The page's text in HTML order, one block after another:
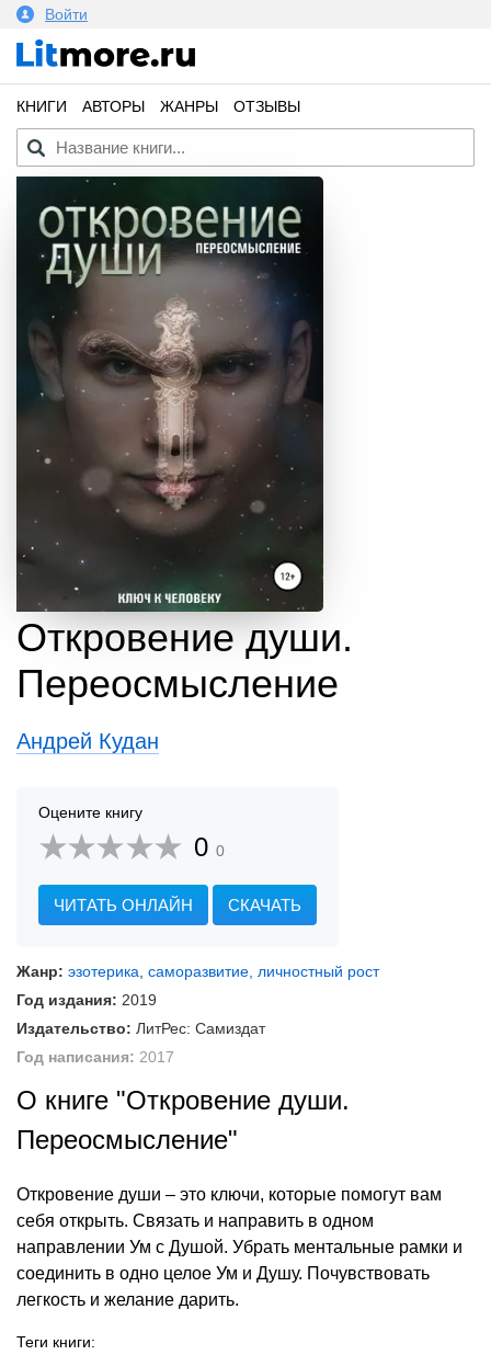
Войти
КНИГИ АВТОРЫ ЖАНРЫ ОТЗЫВЫ
Откровение души.
Переосмысление
Андрей Кудан
Оцените книгу
0 0
ЧИТАТЬ ОНЛАЙН СКАЧАТЬ
Жанр: эзотерика, саморазвитие, личностный рост
Год издания: 2019
Издательство: ЛитРес: Самиздат
Год написания: 2017
О книге "Откровение души.
Переосмысление"
Откровение души – это ключи, которые помогут вам
себя открыть. Связать и направить в одном
направлении Ум с Душой. Убрать ментальные рамки и
соединить в одно целое Ум и Душу. Почувствовать
легкость и желание дарить.
Теги книги: